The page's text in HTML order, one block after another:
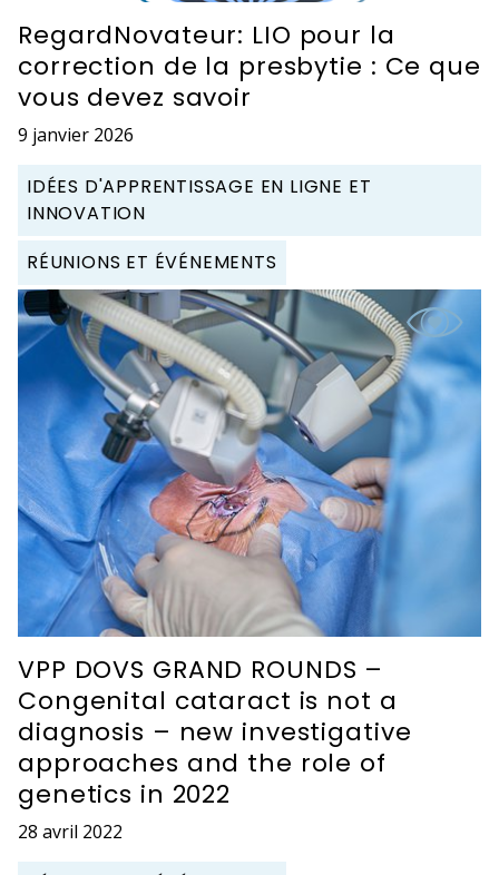
RegardNovateur: LIO pour la
correction de la presbytie : Ce que
vous devez savoir
9 janvier 2026
IDÉES D'APPRENTISSAGE EN LIGNE ET
INNOVATION
RÉUNIONS ET ÉVÉNEMENTS
VPP DOVS GRAND ROUNDS –
Congenital cataract is not a
diagnosis – new investigative
approaches and the role of
genetics in 2022
28 avril 2022